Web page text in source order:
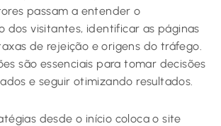
passam a entender o
dos visitantes, identificar as páginas
de rejeição e origens do tráfego.
são essenciais para tomar decisões
e seguir otimizando resultados.
desde o início coloca o site